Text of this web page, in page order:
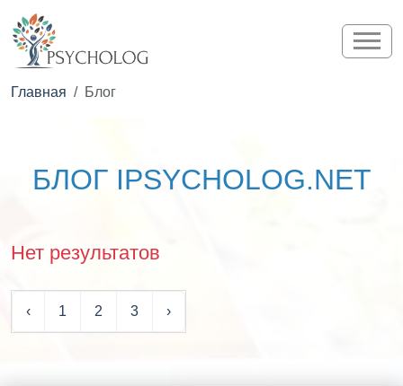
Главная Блог
БЛОГ IPSYCHOLOG.NET
Нет результатов
‹ 1 2 3 ›